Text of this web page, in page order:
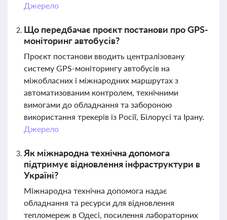
Джерело
Що передбачає проєкт постанови про GPS-
моніторинг автобусів?
Проєкт постанови вводить централізовану
систему GPS-моніторингу автобусів на
міжобласних і міжнародних маршрутах з
автоматизованим контролем, технічними
вимогами до обладнання та забороною
використання трекерів із Росії, Білорусі та Ірану.
Джерело
Як міжнародна технічна допомога
підтримує відновлення інфраструктури в
Україні?
Міжнародна технічна допомога надає
обладнання та ресурси для відновлення
тепломереж в Одесі, посилення лабораторних